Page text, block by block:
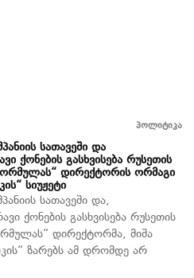
პოლიტიკა
სათავეში და
ქონების გასხვისება რუსეთის
დირექტორის ორმაგი
სიუჟეტი
სათავეში და,
ქონების გასხვისება რუსეთის
დირექტორმა, მიშა
ზარებს ამ დრომდე არ